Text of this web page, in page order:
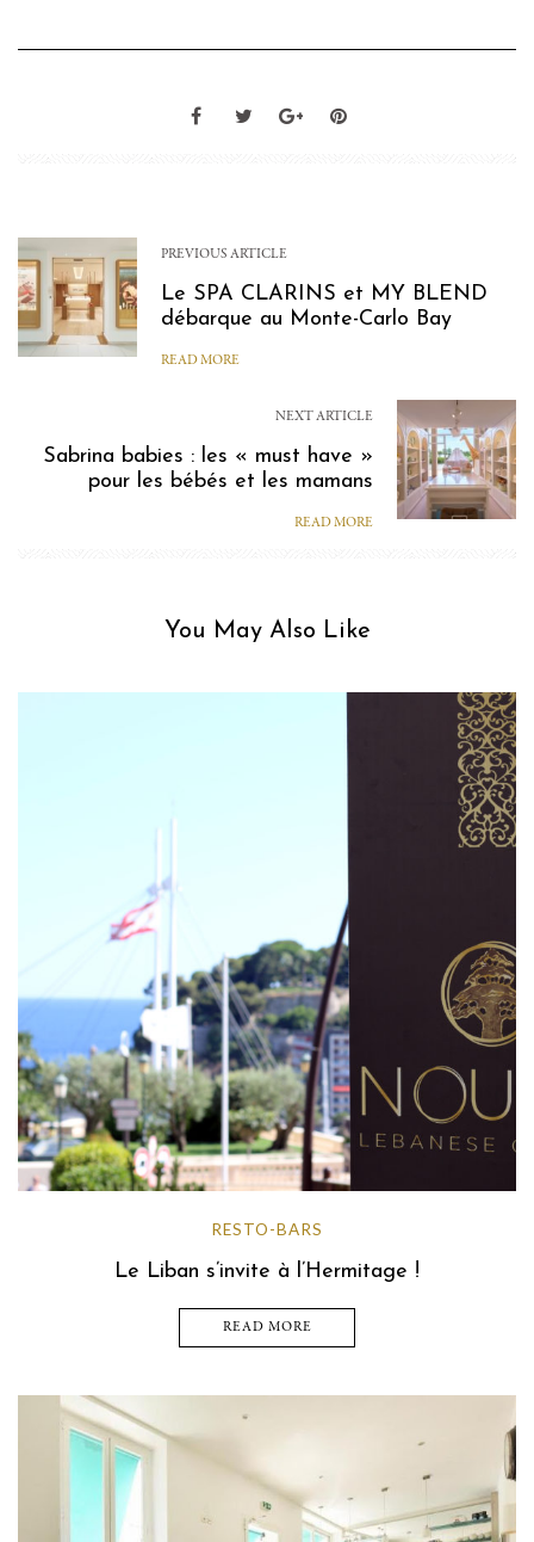
PREVIOUS ARTICLE
Le SPA CLARINS et MY BLEND
débarque au Monte-Carlo Bay
READ MORE
NEXT ARTICLE
Sabrina babies : les « must have »
pour les bébés et les mamans
READ MORE
You May Also Like
RESTO-BARS
Le Liban s’invite à l’Hermitage !
READ MORE